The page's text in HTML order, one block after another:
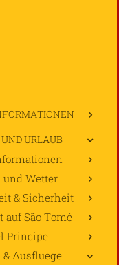
URLAUB
Wetter
& Sicherheit
auf São Tomé
Principe
& Ausfluege